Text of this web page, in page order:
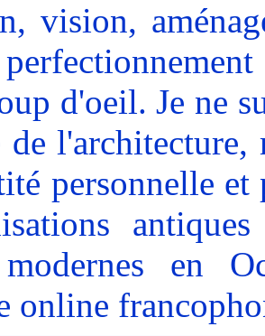
vision,
d'oeil. Je ne
de
personnelle et
modernes en
online